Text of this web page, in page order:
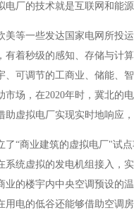
电厂的技术就是互联网和能源
美等一些发达国家电网所投
有着秒级的感知、存储与计
、可调节的工商业、储能、
市场，在2020年时，冀北的
助虚拟电厂实现实时地响应
了“商业建筑的虚拟电厂"试
系统虚拟的发电机组接入，
业的楼宇内中央空调预设的
用电的低谷还能够借助空调